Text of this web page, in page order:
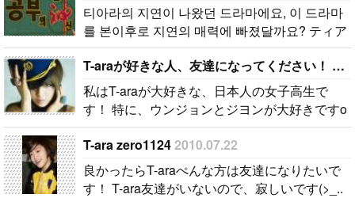
티아라의 지연이 나왔던 드라마에요, 이 드라마
를 본이후로 지연의 매력에 빠졌달까요? ティア
ラの遅れが出てきたドラマです、 このドラマ
をボンイフロ遅延の魅力に落ちて月のでしょ
う..
T-araが好きな人、友達になってください！ Minami★
私はT-araが大好きな、日本人の女子高生で
す！ 特に、ウンジョンとジヨンが大好きですo
(^-^)o 同じくT-araが好きな韓国の人がいたら、
ぜひメールしてください★ メール、手紙、プ
レゼ..
T-ara zero11242010.07.22
良かったらT-araぺんな方は友達になりたいで
す！ T-ara友達がいないので、寂しいです(>_..